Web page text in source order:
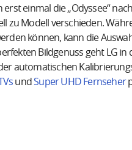
einmal die „Odyssee“
zu Modell verschieden.
können, kann die
Bildgenuss geht LG in
automatischen
und Super UHD Fernseher